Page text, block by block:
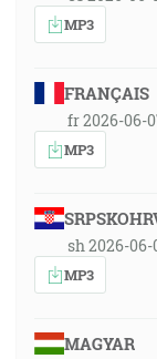
MP3
FRANÇAIS
fr 2026-06-
MP3
sh 2026-06-
MP3
MAGYAR